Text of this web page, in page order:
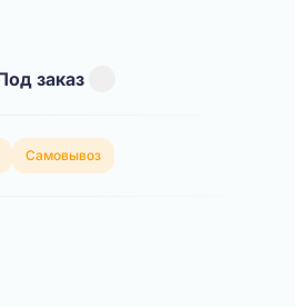
заказ
Самовывоз